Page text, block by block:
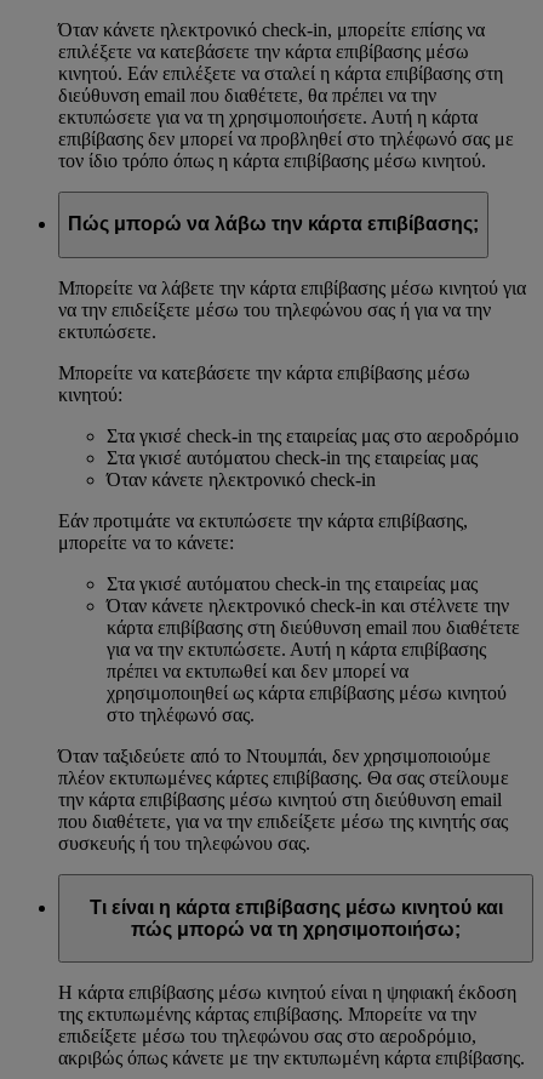
Όταν κάνετε ηλεκτρονικό check-in, μπορείτε επίσης να
επιλέξετε να κατεβάσετε την κάρτα επιβίβασης μέσω
κινητού. Εάν επιλέξετε να σταλεί η κάρτα επιβίβασης στη
διεύθυνση email που διαθέτετε, θα πρέπει να την
εκτυπώσετε για να τη χρησιμοποιήσετε. Αυτή η κάρτα
επιβίβασης δεν μπορεί να προβληθεί στο τηλέφωνό σας με
τον ίδιο τρόπο όπως η κάρτα επιβίβασης μέσω κινητού.
Πώς μπορώ να λάβω την κάρτα επιβίβασης;
Μπορείτε να λάβετε την κάρτα επιβίβασης μέσω κινητού για
να την επιδείξετε μέσω του τηλεφώνου σας ή για να την
εκτυπώσετε.
Μπορείτε να κατεβάσετε την κάρτα επιβίβασης μέσω
κινητού:
Στα γκισέ check-in της εταιρείας μας στο αεροδρόμιο
Στα γκισέ αυτόματου check-in της εταιρείας μας
Όταν κάνετε ηλεκτρονικό check-in
Εάν προτιμάτε να εκτυπώσετε την κάρτα επιβίβασης,
μπορείτε να το κάνετε:
Στα γκισέ αυτόματου check-in της εταιρείας μας
Όταν κάνετε ηλεκτρονικό check-in και στέλνετε την
κάρτα επιβίβασης στη διεύθυνση email που διαθέτετε
για να την εκτυπώσετε. Αυτή η κάρτα επιβίβασης
πρέπει να εκτυπωθεί και δεν μπορεί να
χρησιμοποιηθεί ως κάρτα επιβίβασης μέσω κινητού
στο τηλέφωνό σας.
Όταν ταξιδεύετε από το Ντουμπάι, δεν χρησιμοποιούμε
πλέον εκτυπωμένες κάρτες επιβίβασης. Θα σας στείλουμε
την κάρτα επιβίβασης μέσω κινητού στη διεύθυνση email
που διαθέτετε, για να την επιδείξετε μέσω της κινητής σας
συσκευής ή του τηλεφώνου σας.
Τι είναι η κάρτα επιβίβασης μέσω κινητού και
πώς μπορώ να τη χρησιμοποιήσω;
Η κάρτα επιβίβασης μέσω κινητού είναι η ψηφιακή έκδοση
της εκτυπωμένης κάρτας επιβίβασης. Μπορείτε να την
επιδείξετε μέσω του τηλεφώνου σας στο αεροδρόμιο,
ακριβώς όπως κάνετε με την εκτυπωμένη κάρτα επιβίβασης.